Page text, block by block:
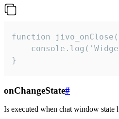
function
}
onChangeState#
Is executed when chat window state